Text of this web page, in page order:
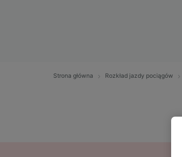
Strona główna Rozkład jazdy pociągów